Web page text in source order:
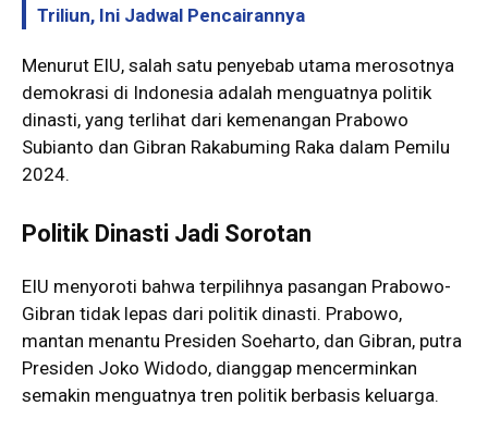
Triliun, Ini Jadwal Pencairannya
Menurut EIU, salah satu penyebab utama merosotnya
demokrasi di Indonesia adalah menguatnya politik
dinasti, yang terlihat dari kemenangan Prabowo
Subianto dan Gibran Rakabuming Raka dalam Pemilu
2024.
Politik Dinasti Jadi Sorotan
EIU menyoroti bahwa terpilihnya pasangan Prabowo-
Gibran tidak lepas dari politik dinasti. Prabowo,
mantan menantu Presiden Soeharto, dan Gibran, putra
Presiden Joko Widodo, dianggap mencerminkan
semakin menguatnya tren politik berbasis keluarga.